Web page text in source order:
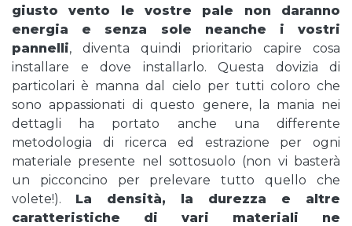
giusto vento le vostre pale non daranno
energia e senza sole neanche i vostri
pannelli, diventa quindi prioritario capire cosa
installare e dove installarlo. Questa dovizia di
particolari è manna dal cielo per tutti coloro che
sono appassionati di questo genere, la mania nei
dettagli ha portato anche una differente
metodologia di ricerca ed estrazione per ogni
materiale presente nel sottosuolo (non vi basterà
un picconcino per prelevare tutto quello che
volete!). La densità, la durezza e altre
caratteristiche di vari materiali ne